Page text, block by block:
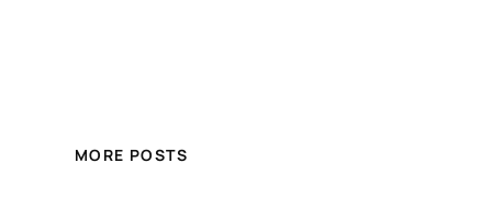
MORE POSTS